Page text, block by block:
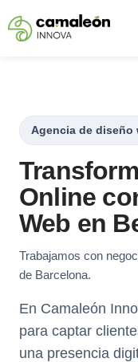
Saltar
Agencia de diseño
Online
Web en
Trabajamos con
de Barcelona.
En Camaleón
para captar
una presencia